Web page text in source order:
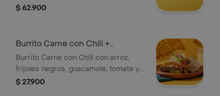
$ 62.900
Burrito Carne con Chili +
Limonada
Burrito Carne con Chili con arroz,
frijoles negros, guacamole, tomate y
queso. Incluye limonada.
$ 27.900